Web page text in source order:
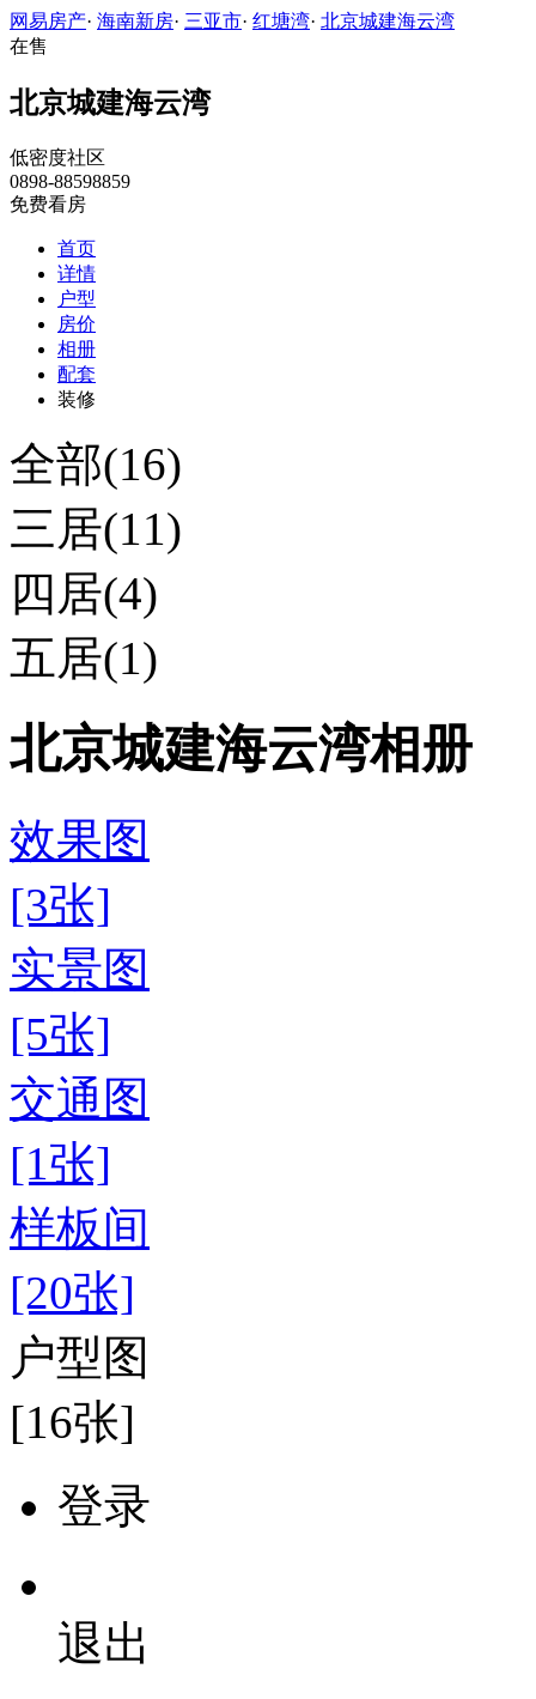
网易房产· 海南新房· 三亚市· 红塘湾· 北京城建海云湾
在售
北京城建海云湾
低密度社区
0898-88598859
免费看房
首页
详情
户型
房价
相册
配套
装修
全部(16)
三居(11)
四居(4)
五居(1)
北京城建海云湾相册
效果图
[3张]
实景图
[5张]
交通图
[1张]
样板间
[20张]
户型图
[16张]
登录
退出